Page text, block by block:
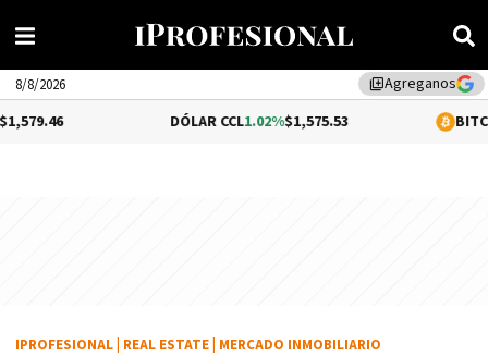
library_addAgreganos
8/8/2026
1.02%$1,575.53 -0.12%
IPROFESIONAL REAL ESTATE MERCADO INMOBILIARIO